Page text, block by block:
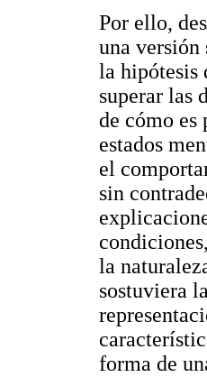
Por ello,
una
la hipótesis
superar las
de cómo es
estados
el
sin
la
sostuviera
forma de